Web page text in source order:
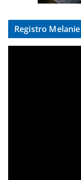
Registro